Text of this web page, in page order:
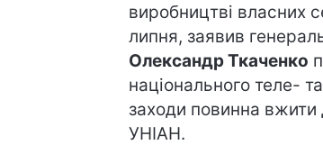
виробництві власних
липня, заявив
Олександр Ткаченко
національного теле-
заходи повинна
УНІАН.